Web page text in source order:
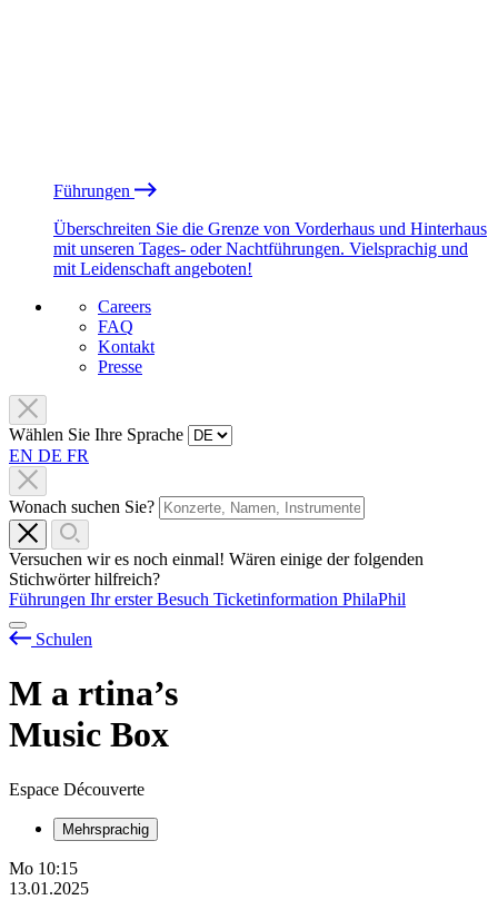
Führungen
Überschreiten Sie die Grenze von Vorderhaus und Hinterhaus
mit unseren Tages- oder Nachtführungen. Vielsprachig und
mit Leidenschaft angeboten!
Careers
FAQ
Kontakt
Presse
Wählen Sie Ihre Sprache
EN DE FR
Wonach suchen Sie?
Versuchen wir es noch einmal! Wären einige der folgenden
Stichwörter hilfreich?
Führungen Ihr erster Besuch Ticketinformation PhilaPhil
Schulen
M a rtina’s
Music Box
Espace Découverte
Mehrsprachig
Mo 10:15
13.01.2025